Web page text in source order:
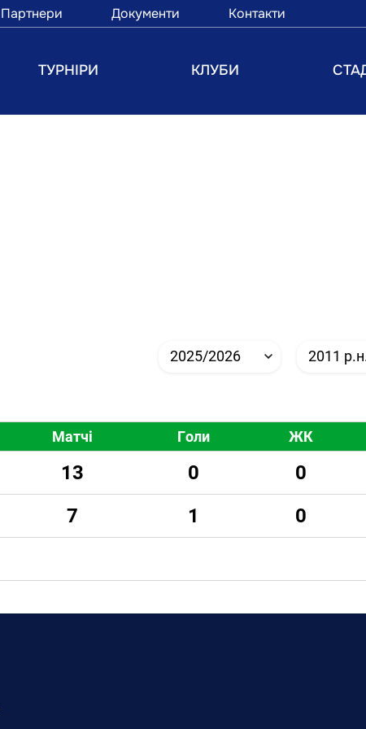
Партнери Документи Контакти
ТУРНІРИ КЛУБИ
2025/2026 2011
Матчі Голи ЖК
13 0 0
7 1 0